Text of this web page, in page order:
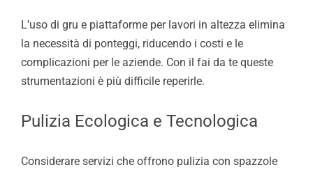
L’uso di gru e piattaforme per lavori in altezza elimina
la necessità di ponteggi, riducendo i costi e le
complicazioni per le aziende. Con il fai da te queste
strumentazioni è più difficile reperirle.
Pulizia Ecologica e Tecnologica
Considerare servizi che offrono pulizia con spazzole